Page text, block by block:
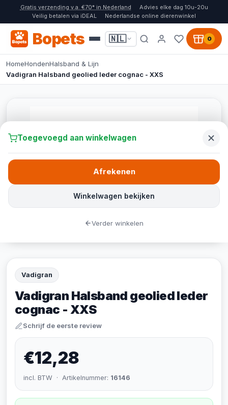
Gratis verzending v.a. €70* in Nederland
Advies elke dag 10u-20u
Veilig betalen via iDEAL
Nederlandse online dierenwinkel
Bopets 🇳🇱 0
HomeHondenHalsband & Lijn
Vadigran Halsband geolied leder cognac - XXS
Vadigran
Vadigran Halsband geolied leder
cognac - XXS
Schrijf de eerste review
€12,28
incl. BTW · Artikelnummer: 16146
Toegevoegd aan winkelwagen
Winkelwagen bekijken
Afrekenen
Verder winkelen